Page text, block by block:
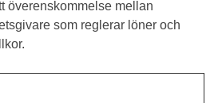
överenskommelse mellan
som reglerar löner och